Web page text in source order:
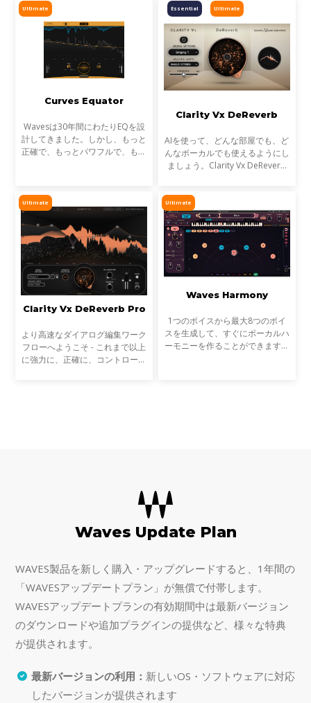
ックが、プロフェッショナルな仕
上がりとアマチュア感の分
Ultimate
Curves Equator
Wavesは30年間にわたりEQを設
計してきました。しかし、もっと
正確で、もっとパワフルで、もっ
ローのほとんどすべての面
Ultimate
Essential
Clarity Vx DeReverb
AIを使って、どんな部屋でも、ど
んなボーカルでも使えるようにし
ましょう。Clarity Vx DeReverb
ダイアログのレコーディングを瞬
時に、最高の忠実度で
Ultimate
Clarity Vx DeReverb Pro
より高速なダイアログ編集ワーク
フローへようこそ - これまで以上
に強力に、正確に、コントロール
Ultimate
Waves Harmony
1つのボイスから最大8つのボイ
スを生成して、すぐにボーカルハ
ーモニーを作ることができます。
Waves Update Plan
WAVES製品を新しく購入・アップグレードすると、1年間の
「WAVESアップデートプラン」が無償で付帯します。
WAVESアップデートプランの有効期間中は最新バージョン
のダウンロードや追加プラグインの提供など、様々な特典
が提供されます。
最新バージョンの利用： 新しいOS・ソフトウェアに対応
したバージョンが提供されます